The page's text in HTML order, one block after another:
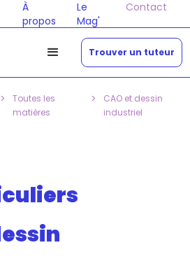
À
propos
Le
Mag'
Contact
Trouver un tuteur
>
Toutes les
matières
>
CAO et dessin
industriel